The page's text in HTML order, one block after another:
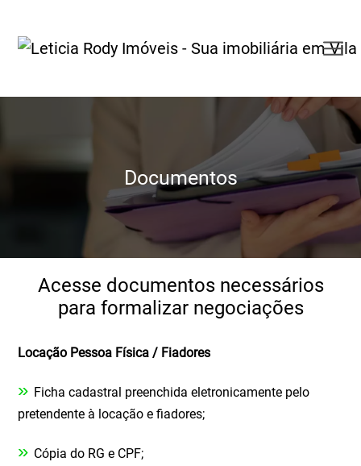
Documentos
Acesse documentos necessários
para formalizar negociações
Locação Pessoa Física / Fiadores
» Ficha cadastral preenchida eletronicamente pelo
pretendente à locação e fiadores;
» Cópia do RG e CPF;